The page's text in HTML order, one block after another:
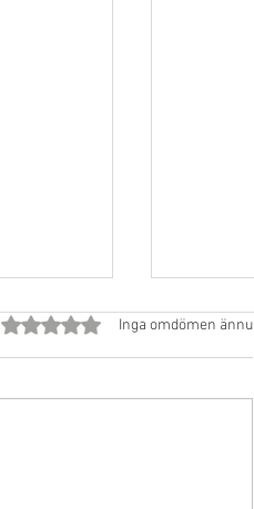
Betygsatt till 0 av 5 stjärnor.
Inga omdömen ännu